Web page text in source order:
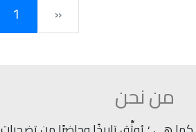
«
1
من نحن